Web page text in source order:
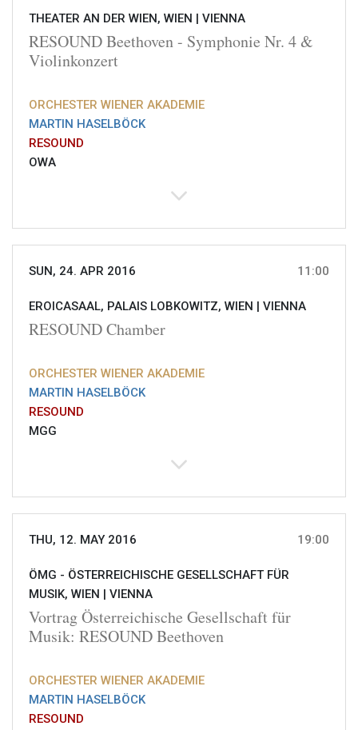
THEATER AN DER WIEN, WIEN | VIENNA
RESOUND Beethoven - Symphonie Nr. 4 &
Violinkonzert
ORCHESTER WIENER AKADEMIE
MARTIN HASELBÖCK
RESOUND
OWA
SUN, 24. APR 2016 11:00
EROICASAAL, PALAIS LOBKOWITZ, WIEN | VIENNA
RESOUND Chamber
ORCHESTER WIENER AKADEMIE
MARTIN HASELBÖCK
RESOUND
MGG
THU, 12. MAY 2016 19:00
ÖMG - ÖSTERREICHISCHE GESELLSCHAFT FÜR
MUSIK, WIEN | VIENNA
Vortrag Österreichische Gesellschaft für
Musik: RESOUND Beethoven
ORCHESTER WIENER AKADEMIE
MARTIN HASELBÖCK
RESOUND